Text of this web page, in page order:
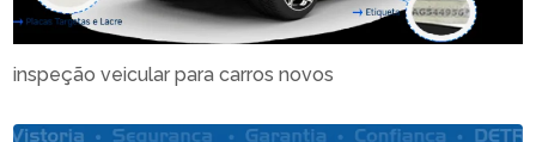
inspeção veicular para carros novos